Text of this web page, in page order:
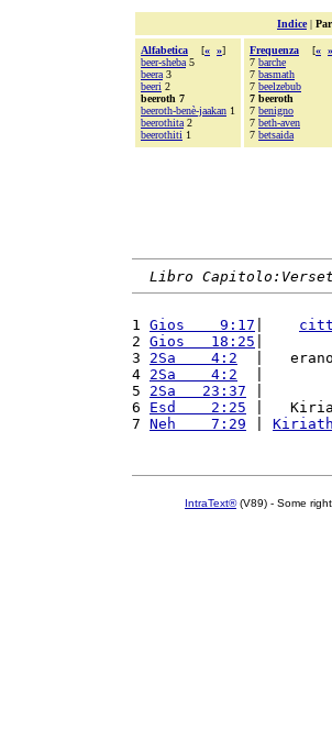
Indice|
Alfabetica [« »]
beer-sheba 5
beera 3
beeri 2
beeroth 7
beeroth-benè-jaakan 1
beerothita 2
beerothiti 1
Frequenza [« »
7 barche
7 basmath
7 beelzebub
7 beeroth
7 benigno
7 beth-aven
7 betsaida
Libro
1 Gios    9:17
2 Gios   18:25 |
3 2Sa    4:2
|
4 2Sa    4:2
5 2Sa   23:37 |
6 Esd    2:25 |
7 Neh    7:29
IntraText®(V89) - Some